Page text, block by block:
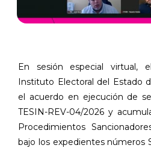
En sesión especial virtual,
Instituto Electoral del Estado
el acuerdo en ejecución de
TESIN-REV-04/2026 y
Procedimientos
bajo los expedientes números